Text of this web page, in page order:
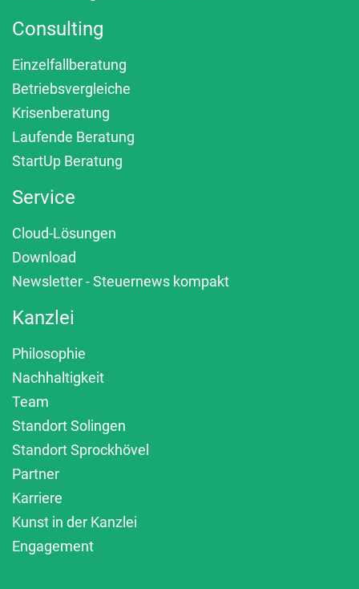
Consulting
Einzelfallberatung
Betriebsvergleiche
Krisenberatung
Laufende Beratung
StartUp Beratung
Service
Cloud-Lösungen
Download
Newsletter - Steuernews kompakt
Kanzlei
Philosophie
Nachhaltigkeit
Team
Standort Solingen
Standort Sprockhövel
Partner
Karriere
Kunst in der Kanzlei
Engagement